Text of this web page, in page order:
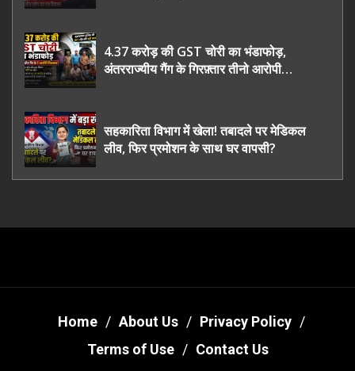
4.37 करोड़ की GST चोरी का भंडाफोड़,
अंतरराज्यीय गैंग के गिरफ़्तार तीनो आरोपी
सहकारिता विभाग में खेला! तबादले पर मेडिकल
लीव, फिर प्रमोशन के साथ घर वापसी?
Home About Us
Privacy Policy
Terms of Use
Contact Us